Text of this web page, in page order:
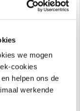
we mogen
cookies
helpen ons de
werkende
oefeningen,
en de